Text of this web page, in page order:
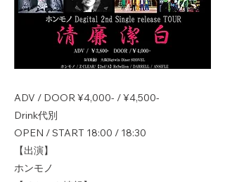
ADV / DOOR ¥4,000- / ¥4,500-
Drink代別
OPEN / START 18:00 / 18:30
【出演】
ホンモノ